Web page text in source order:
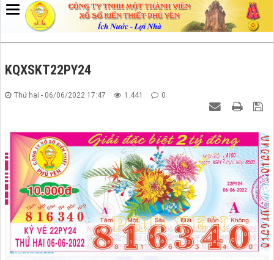
KQXSKT22PY24
Thứ hai - 06/06/2022 17:47 1.441 0